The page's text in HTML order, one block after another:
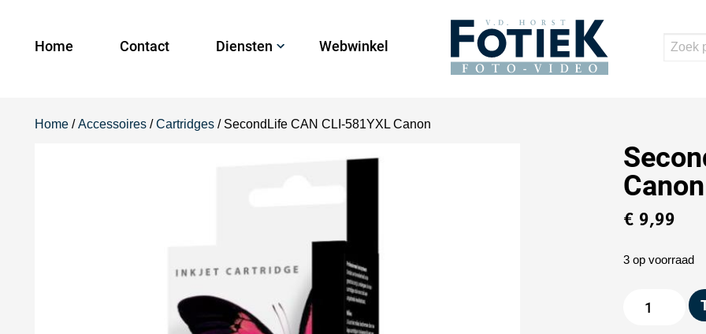
Home Contact Diensten Webwinkel
Home /Accessoires /Cartridges / SecondLife CAN CLI-581YXL Canon
Canon
€9,99
3 op voorraad